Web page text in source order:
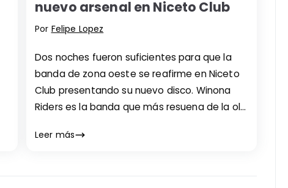
nuevo arsenal en Niceto Club
Por Felipe Lopez
Dos noches fueron suficientes para que la
banda de zona oeste se reafirme en Niceto
Club presentando su nuevo disco. Winona
Riders es la banda que más resuena de la ola
pandemia. Y aunque vengan del lejano oeste,
Leer más